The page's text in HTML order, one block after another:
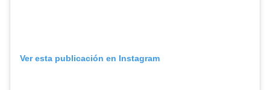
Ver esta publicación en Instagram